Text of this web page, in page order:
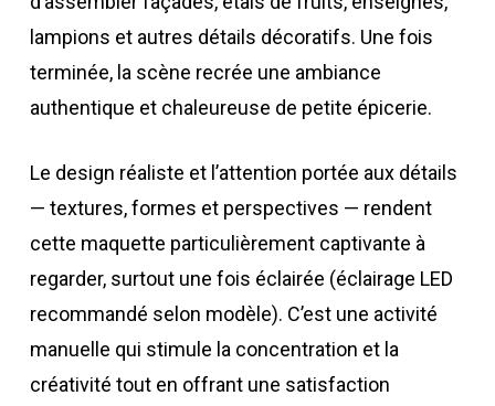
lampions et autres détails décoratifs. Une fois
terminée, la scène recrée une ambiance
authentique et chaleureuse de petite épicerie.
Le design réaliste et l’attention portée aux détails
— textures, formes et perspectives — rendent
cette maquette particulièrement captivante à
regarder, surtout une fois éclairée (éclairage LED
recommandé selon modèle). C’est une activité
manuelle qui stimule la concentration et la
créativité tout en offrant une satisfaction